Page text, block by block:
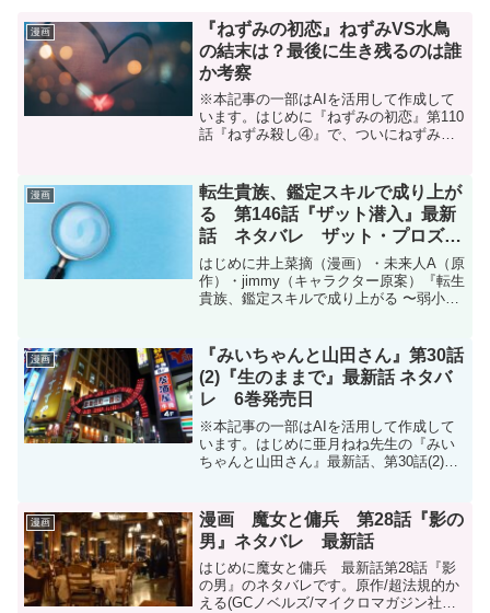
漫画
『ねずみの初恋』ねずみVS水鳥
の結末は？最後に生き残るのは誰
か考察
※本記事の一部はAIを活用して作成して
います。はじめに『ねずみの初恋』第110
話『ねずみ殺し④』で、ついにねずみと
中で、水鳥は「わたしは自分の愛で精一
杯よ」と語り、ねずみ...
漫画
転生貴族、鑑定スキルで成り上が
る 第146話『ザット潜入』最新
話 ネタバレ ザット・プロズド
について
はじめに井上菜摘（漫画）・未来人A（原
作）・jimmy（キャラクター原案）『転生
貴族、鑑定スキルで成り上がる 〜弱小領
146話のネタバレです。転生貴族、鑑定ス
キルで成り...
漫画
『みいちゃんと山田さん』第30話
(2)『生のままで』最新話 ネタバ
レ 6巻発売日
※本記事の一部はAIを活用して作成して
います。はじめに亜月ねね先生の『みい
ちゃんと山田さん』最新話、第30話(2)
ット)オリジナル作品で隔週日曜日に更新
です。次回更新...
漫画
漫画 魔女と傭兵 第28話『影の
男』ネタバレ 最新話
はじめに魔女と傭兵 最新話第28話『影
の男』のネタバレです。原作/超法規的か
える(GCノベルズ/マイクロマガジン社刊)